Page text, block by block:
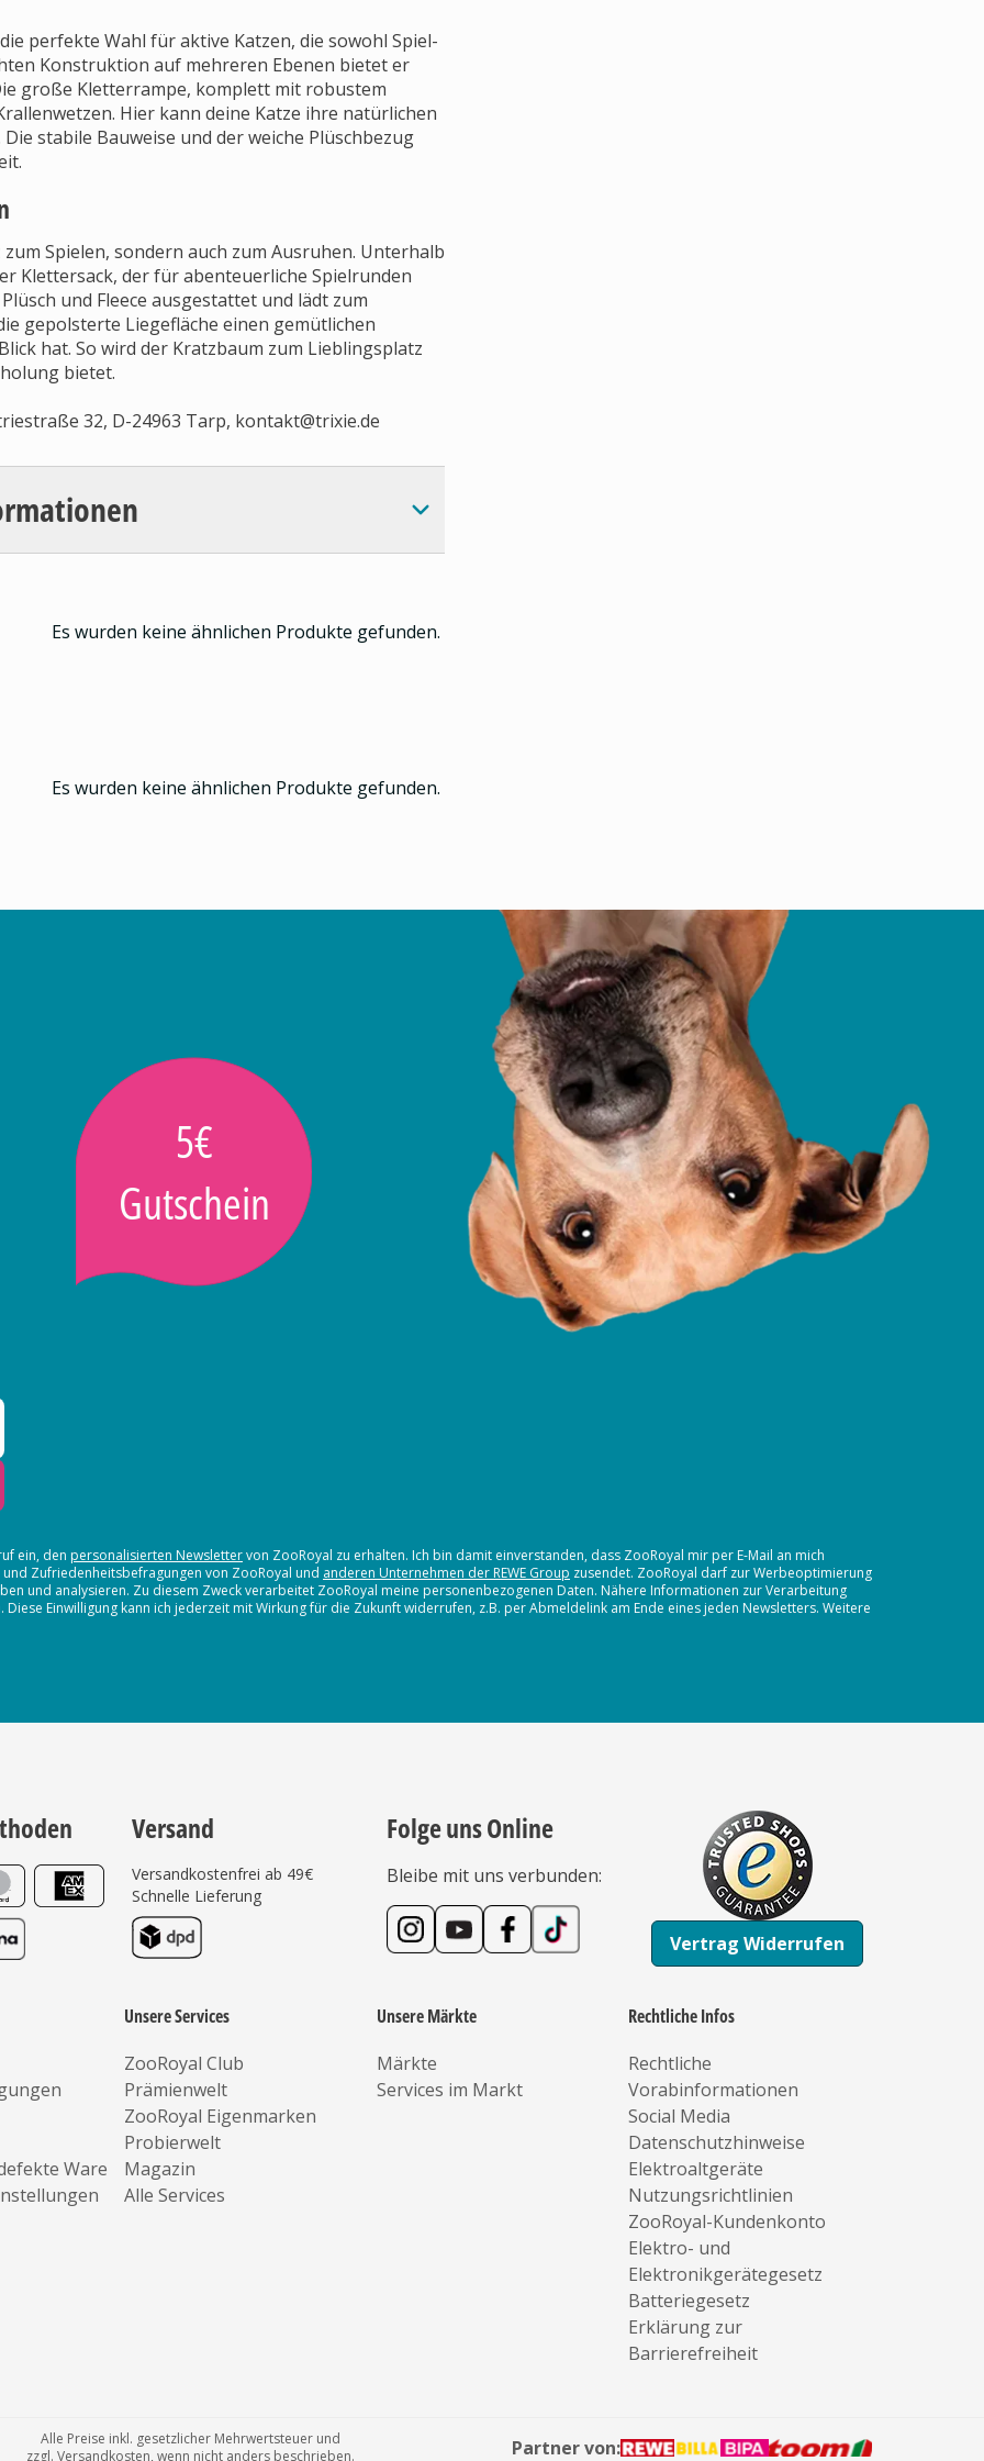
perfekte Wahl für aktive Katzen, die sowohl Spiel-
Konstruktion auf mehreren Ebenen bietet er
große Kletterrampe, komplett mit robustem
Hier kann deine Katze ihre natürlichen
stabile Bauweise und der weiche Plüschbezug
Spielen, sondern auch zum Ausruhen. Unterhalb
Klettersack, der für abenteuerliche Spielrunden
und Fleece ausgestattet und lädt zum
gepolsterte Liegefläche einen gemütlichen
hat. So wird der Kratzbaum zum Lieblingsplatz
bietet.
32, D-24963 Tarp, kontakt@trixie.de
Es wurden keine ähnlichen Produkte gefunden.
Es wurden keine ähnlichen Produkte gefunden.
5€
Gutschein
ein, den personalisierten Newslettervon ZooRoyal zu erhalten. Ich bin damit einverstanden, dass ZooRoyal mir per E-Mail an mich
Zufriedenheitsbefragungen von ZooRoyal und anderen Unternehmen der REWE Group zusendet. ZooRoyal darf zur Werbeoptimierung
und analysieren. Zu diesem Zweck verarbeitet ZooRoyal meine personenbezogenen Daten. Nähere Informationen zur Verarbeitung
Einwilligung kann ich jederzeit mit Wirkung für die Zukunft widerrufen, z.B. per Abmeldelink am Ende eines jeden Newsletters. Weitere
Versand
Versandkostenfrei ab 49€
Schnelle Lieferung
Folge uns Online
Bleibe mit uns verbunden:
Vertrag Widerrufen
Ware
Unsere Services
ZooRoyal Club
Prämienwelt
ZooRoyal Eigenmarken
Probierwelt
Magazin
Alle Services
Unsere Märkte
Märkte
Services im Markt
Rechtliche Infos
Rechtliche
Vorabinformationen
Social Media
Datenschutzhinweise
Elektroaltgeräte
Nutzungsrichtlinien
ZooRoyal-Kundenkonto
Elektro- und
Elektronikgerätegesetz
Batteriegesetz
Erklärung zur
Barrierefreiheit
Alle Preise inkl. gesetzlicher Mehrwertsteuer und
zzgl. Versandkosten, wenn nicht anders beschrieben.
Partner von: